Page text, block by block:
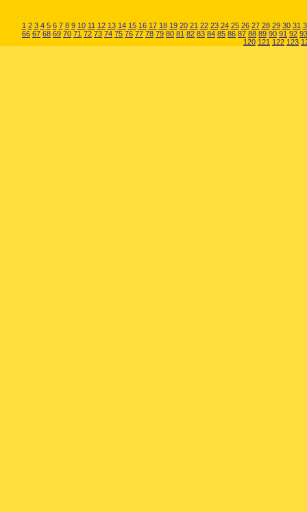
1 2 3 4 5 6 7 8 9 10 11 12 13 14 15 16 17 18 19 20 21 22 23 24 25 26 27 28 29 30 31
66 67 68 69 70 71 72 73 74 75 76 77 78 79 80 81 82 83 84 85 86 87 88 89 90 91 92 93
120 121 122 123